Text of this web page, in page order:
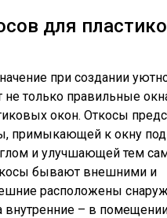
для
при создании
только правильные
окон. Откосы
примыкающей к окну под
и улучшающей тем
бывают внешними и
расположены
внутренние – в